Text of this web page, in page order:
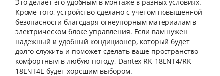
Это делает его удобным в монтаже в разных условиях.
Кроме того, устройство сделано с учетом повышенной
безопасности благодаря огнеупорным материалам в
электрическом блоке управления. Если вам нужен
надежный и удобный кондиционер, который будет
долго служить и поможет сделать ваше пространство
комфортным в любую погоду, Dantex RK-18ENT4/RK-
18ENT4E будет хорошим выбором.